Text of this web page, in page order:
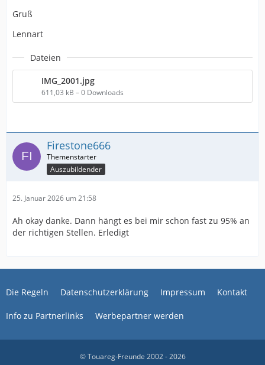
Gruß
Lennart
Dateien
IMG_2001.jpg
611,03 kB – 0 Downloads
Firestone666
Auszubildender
25. Januar 2026 um 21:58
Ah okay danke. Dann hängt es bei mir schon fast zu 95% an
der richtigen Stellen. Erledigt
Die Regeln Datenschutzerklärung Impressum Kontakt
Info zu Partnerlinks Werbepartner werden
© Touareg-Freunde 2002 - 2026